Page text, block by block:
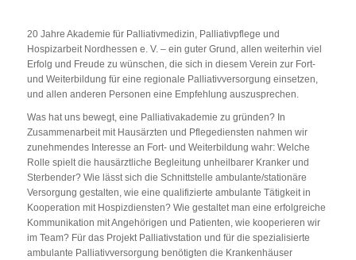
20 Jahre Akademie für Palliativmedizin, Palliativpflege und
Hospizarbeit Nordhessen e. V. – ein guter Grund, allen weiterhin viel
Erfolg und Freude zu wünschen, die sich in diesem Verein zur Fort-
und Weiterbildung für eine regionale Palliativversorgung einsetzen,
und allen anderen Personen eine Empfehlung auszusprechen.
Was hat uns bewegt, eine Palliativakademie zu gründen? In
Zusammenarbeit mit Hausärzten und Pflegediensten nahmen wir
zunehmendes Interesse an Fort- und Weiterbildung wahr: Welche
Rolle spielt die hausärztliche Begleitung unheilbarer Kranker und
Sterbender? Wie lässt sich die Schnittstelle ambulante/stationäre
Versorgung gestalten, wie eine qualifizierte ambulante Tätigkeit in
Kooperation mit Hospizdiensten? Wie gestaltet man eine erfolgreiche
Kommunikation mit Angehörigen und Patienten, wie kooperieren wir
im Team? Für das Projekt Palliativstation und für die spezialisierte
ambulante Palliativversorgung benötigten die Krankenhäuser